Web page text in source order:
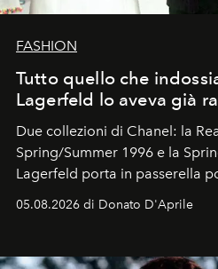
FASHION
Tutto quello che
Lagerfeld lo aveva già
Due collezioni di Chanel: la
Spring/Summer 1996 e la
Lagerfeld porta in passerella
logomania pensata per la
Kate, Claudia e Carla una
uno dei documenti più
05.08.2026 di Donato D'Aprile